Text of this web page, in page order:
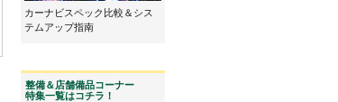
カーナビスペック比較＆シス
テムアップ指南
整備＆店舗備品コーナー
特集一覧はコチラ！